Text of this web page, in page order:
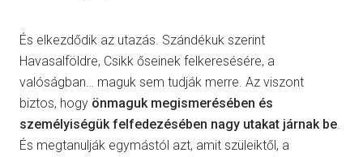
És elkezdődik az utazás. Szándékuk szerint
Havasalföldre, Csikk őseinek felkeresésére, a
valóságban… maguk sem tudják merre. Az viszont
biztos, hogy önmaguk megismerésében és
személyiségük felfedezésében nagy utakat járnak be
És megtanulják egymástól azt, amit szüleiktől, a